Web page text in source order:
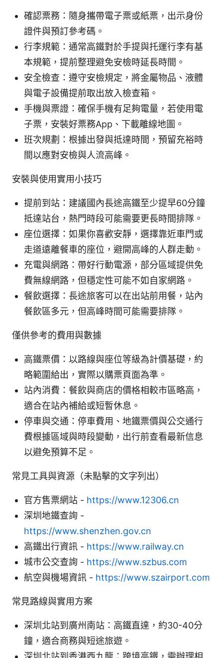
確認票務：隨身攜帶電子票或紙票，出示身份
證件與預訂參考碼。
行李規範：通常高鐵對於手提與托運行李有基
本規範，提前整理避免安檢時延長時間。
安全檢查：遵守安檢規定，將金屬物品、液體
與電子設備提前取出放入檢查箱。
手機與票證：確保手機有足夠電量，若使用電
子票，安裝好票務App、下載離線地圖。
班次規劃：根據出發與抵達時間，預留充裕時
間以應對安檢與人流高峰。
安裝與使用實用小技巧
提前到站：建議國內長途高鐵至少提早60分鐘
抵達站台，熱門時段可能需要更長時間排隊。
座位選擇：如果你喜歡安靜，選擇靠近車門或
走道遠離餐車的座位，避開高峰的人群走動。
充電與網路：帶好行動電源，部分區域提供免
費無線網路，但穩定性可能不如自家網路。
餐飲選擇：長途旅客可以在出站前用餐，站內
餐飲區多元，但高峰時間可能需要排隊。
僅供參考的費用與數據
高鐵票價：以路線與座位等級為計價基礎，約
略範圍給出，實際以購票頁面為準。
站內消費：餐飲與商店的價格相較市區略高，
適合在站內補給或短暫休息。
停車與交通：停車費用、地鐵票價與公交通行
費根據區域與時段變動，出行前查看最新信息
以避免預算不足。
常見工具與資源（未點擊的文字列出）
官方售票網站 - https://www.12306.cn
深圳地鐵查詢 -
https://www.shenzhen.gov.cn
高鐵出行資訊 - https://www.railway.cn
城市公交查詢 - https://www.szbus.com
航空與機場資訊 - https://www.szairport.com
常見路線與實用方案
深圳北站到廣州南站：高鐵直達，約30-40分
鐘，適合商務與短途旅遊。